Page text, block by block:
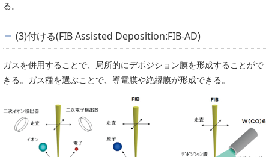
る。
(3)付ける(FIB Assisted Deposition:FIB-AD)
ガスを併用することで、局所的にデポジション膜を形成することがで
きる。ガス種を選ぶことで、導電膜や絶縁膜が形成できる。